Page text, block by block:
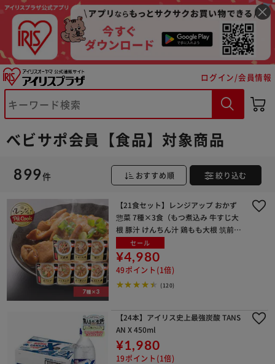
ログイン/会員情報
べビサポ会員【食品】対象商品
899件 おすすめ順 絞り込む
【21食セット】レンジアップ おかず
惣菜 7種×3食（もつ煮込み 牛すじ大
根 豚汁 けんちん汁 鶏もも大根 筑前煮
肉じゃが）
セール
¥4,980
49ポイント(1倍)
(120)
【24本】アイリス史上最強炭酸 TANS
AN X 450ml
¥1,980
19ポイント(1倍)